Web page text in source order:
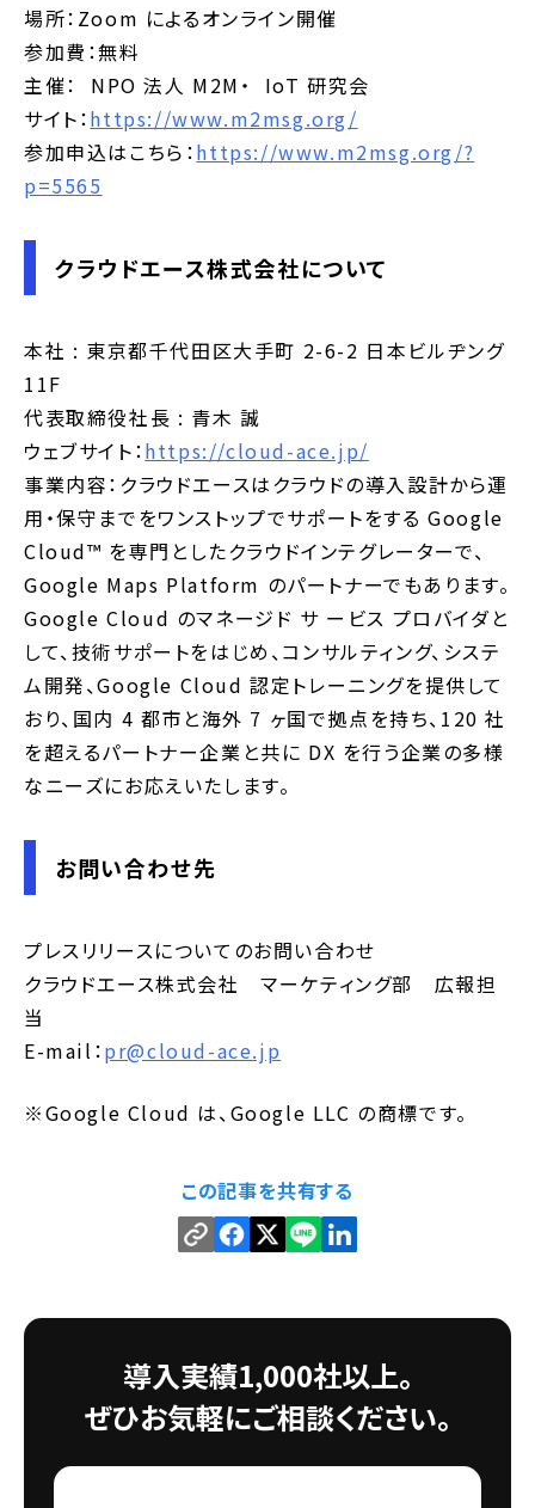
場所：Zoom によるオンライン開催
参加費：無料
主催： NPO 法人 M2M・ IoT 研究会
サイト：https://www.m2msg.org/
参加申込はこちら：https://www.m2msg.org/?
p=5565
クラウドエース株式会社について
本社 : 東京都千代田区大手町 2-6-2 日本ビルヂング
11F
代表取締役社長 : 青木 誠
ウェブサイト：https://cloud-ace.jp/
事業内容：クラウドエースはクラウドの導入設計から運
用・保守までをワンストップでサポートをする Google
Cloud™ を専門としたクラウドインテグレーターで、
Google Maps Platform のパートナーでもあります。
Google Cloud のマネージド サ ービス プロバイダと
して、技術サポートをはじめ、コンサルティング、システ
ム開発、Google Cloud 認定トレーニングを提供して
おり、国内 4 都市と海外 7 ヶ国で拠点を持ち、120 社
を超えるパートナー企業と共に DX を行う企業の多様
なニーズにお応えいたします。
お問い合わせ先
プレスリリースについてのお問い合わせ
クラウドエース株式会社 マーケティング部 広報担
当
E-mail：pr@cloud-ace.jp
※Google Cloud は、Google LLC の商標です。
この記事を共有する
導入実績1,000社以上。
ぜひお気軽にご相談ください。